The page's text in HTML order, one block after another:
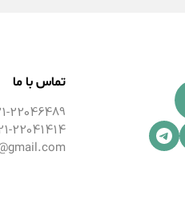
تماس با ما
22046489
22041414